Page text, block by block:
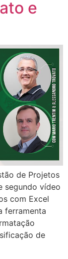
e
de Projetos
segundo vídeo
com Excel
ferramenta
de